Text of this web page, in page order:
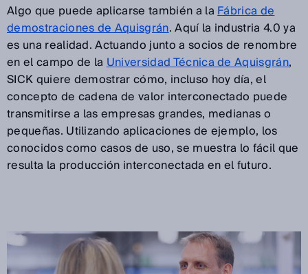
Algo que puede aplicarse también a laFábrica de
demostraciones de Aquisgrán. Aquí la industria 4.0 ya
es una realidad. Actuando junto a socios de renombre
en el campo de laUniversidad Técnica de Aquisgrán,
SICK quiere demostrar cómo, incluso hoy día, el
concepto de cadena de valor interconectado puede
transmitirse a las empresas grandes, medianas o
pequeñas. Utilizando aplicaciones de ejemplo, los
conocidos como casos de uso, se muestra lo fácil que
resulta la producción interconectada en el futuro.